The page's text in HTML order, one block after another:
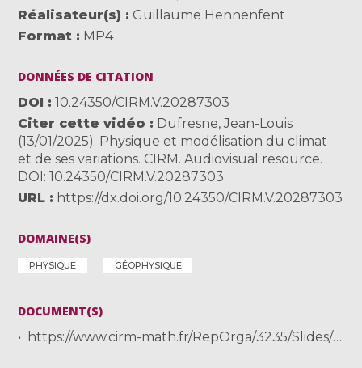
Réalisateur(s)
Guillaume Hennenfent
Format
MP4
DONNÉES DE CITATION
DOI
10.24350/CIRM.V.20287303
Citer cette vidéo
Dufresne, Jean-Louis
(13/01/2025). Physique et modélisation du climat
et de ses variations. CIRM. Audiovisual resource.
DOI: 10.24350/CIRM.V.20287303
URL
https://dx.doi.org/10.24350/CIRM.V.20287303
DOMAINE(S)
PHYSIQUE GÉOPHYSIQUE
DOCUMENT(S)
https://www.cirm-math.fr/RepOrga/3235/Slides/Duf_Climatiques_v1.pdf